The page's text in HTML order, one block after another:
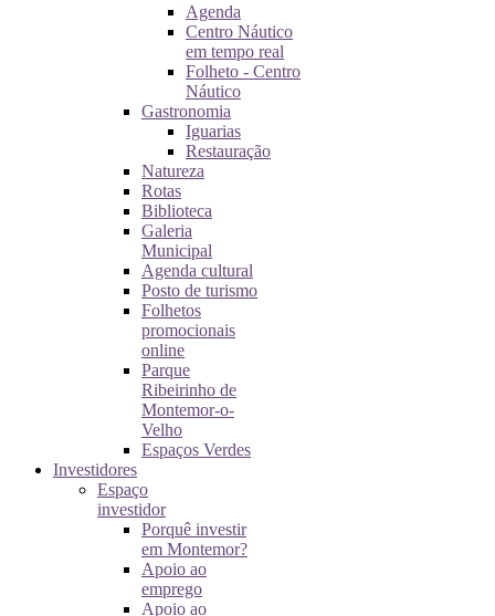
Agenda
Centro Náutico
em tempo real
Folheto - Centro
Náutico
Gastronomia
Iguarias
Restauração
Natureza
Rotas
Biblioteca
Galeria
Municipal
Agenda cultural
Posto de turismo
Folhetos
promocionais
online
Parque
Ribeirinho de
Montemor-o-
Velho
Espaços Verdes
Investidores
Espaço
investidor
Porquê investir
em Montemor?
Apoio ao
emprego
Apoio ao